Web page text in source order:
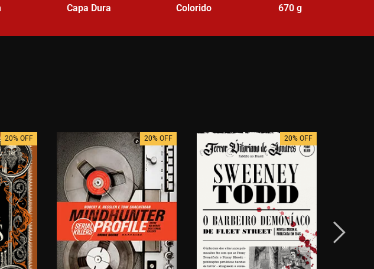
Capa Dura
Colorido
670 g
20% OFF 20% OFF 20% OFF